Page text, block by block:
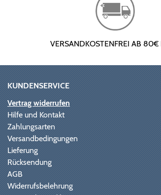
VERSANDKOSTENFREI AB 80€
KUNDENSERVICE
Vertrag widerrufen
Hilfe und Kontakt
Zahlungsarten
Versandbedingungen
Lieferung
Rücksendung
AGB
Widerrufsbelehrung